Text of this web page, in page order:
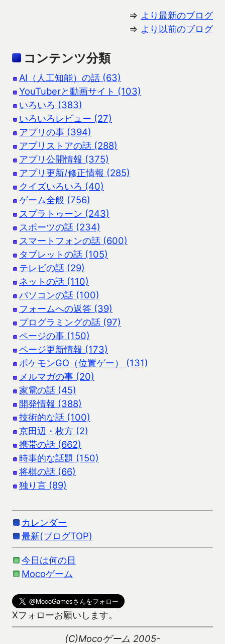
⇒ より最新のブログ
⇒ より以前のブログ
コンテンツ分類
AI（人工知能）の話 (63)
YouTuberと動画サイト (103)
いろいろ (383)
いろいろレビュー (27)
アプリの事 (394)
アプリストアの話 (288)
アプリ公開情報 (375)
アプリ更新/修正情報 (285)
クイズいろいろ (40)
ゲーム全般 (756)
スプラトゥーン (243)
スポーツの話 (234)
スマートフォンの話 (600)
タブレットの話 (105)
テレビの話 (29)
ネットの話 (110)
パソコンの話 (100)
フォームへの返答 (39)
プログラミングの話 (97)
ページの事 (150)
ページ更新情報 (173)
ポケモンGO（位置ゲー） (131)
メルマガの事 (20)
家電の話 (45)
開発情報 (388)
技術的な話 (100)
京田辺・枚方 (2)
携帯の話 (662)
時事的な話題 (150)
将棋の話 (66)
独り言 (89)
カレンダー
最新(ブログTOP)
今日は何の日
Mocoゲーム
Xフォローお願いします。
(C)Mocoゲーム 2005-